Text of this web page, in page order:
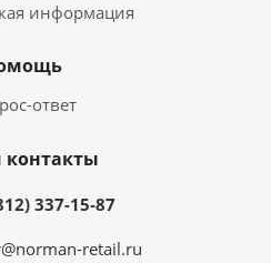
информация
ответ
337-15-87
retail.ru